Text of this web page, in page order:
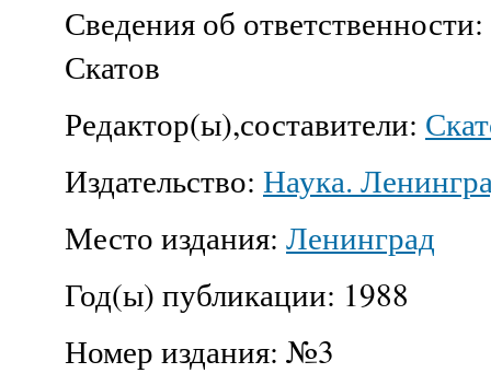
Сведения об ответственности:
Скатов
Редактор(ы),составители:
Издательство: Наука.
Место издания: Ленинград
Год(ы) публикации: 1988
Номер издания: №3